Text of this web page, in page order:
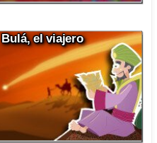
Bulá, el viajero